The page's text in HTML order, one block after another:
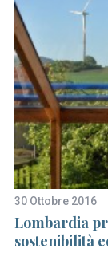
30 Ottobre 2016
Lombardia
sostenibilità